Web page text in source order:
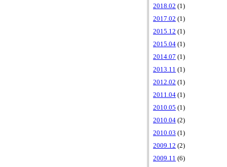
2018.02 (1)
2017.02 (1)
2015.12 (1)
2015.04 (1)
2014.07 (1)
2013.11 (1)
2012.02 (1)
2011.04 (1)
2010.05 (1)
2010.04 (2)
2010.03 (1)
2009.12 (2)
2009.11 (6)